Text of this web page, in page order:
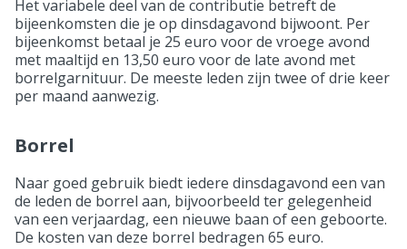
Het variabele deel van de contributie betreft de
bijeenkomsten die je op dinsdagavond bijwoont. Per
bijeenkomst betaal je 25 euro voor de vroege avond
met maaltijd en 13,50 euro voor de late avond met
borrelgarnituur. De meeste leden zijn twee of drie keer
per maand aanwezig.
Borrel
Naar goed gebruik biedt iedere dinsdagavond een van
de leden de borrel aan, bijvoorbeeld ter gelegenheid
van een verjaardag, een nieuwe baan of een geboorte.
De kosten van deze borrel bedragen 65 euro.